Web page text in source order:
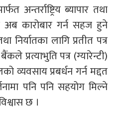
अन्तर्राष्ट्रिय ब्यापार तथा
अब कारोबार गर्न सहज हुने
लागि प्रतीत पत्र
प्रत्याभुति पत्र (ग्यारेन्टी)
व्यवसाय प्रबर्धन गर्न मद्दत
पनि पनि सहयोग मिल्ने
छ ।